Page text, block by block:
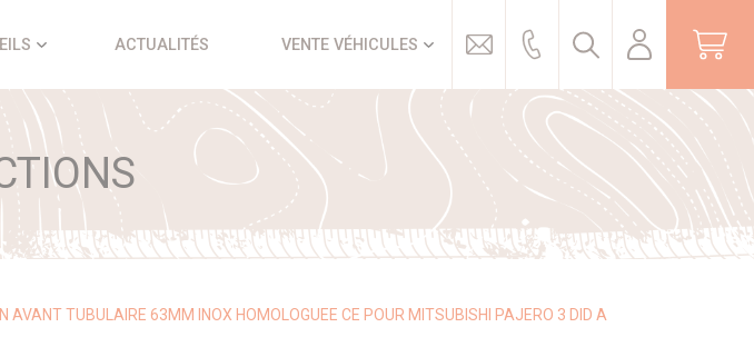
ACTUALITÉS VENTE VÉHICULES
AVANT TUBULAIRE 63MM INOX HOMOLOGUEE CE POUR MITSUBISHI PAJERO 3 DID A